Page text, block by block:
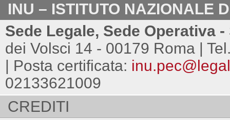
INU – ISTITUTO NAZIONALE
Sede Legale, Sede Operativa
dei Volsci 14 - 00179 Roma |
| Posta certificata:
02133621009
CREDITI